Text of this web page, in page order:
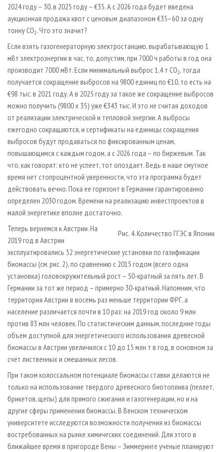
2024 году – 30, в 2025 году – €35. А с 2026 года будет введена
аукционная продажа квот с ценовым диапазоном €35–60 за одну
тонну СО2. Что это значит?
Если взять газогенераторную электростанцию, вырабатывающую 1
мВт электроэнергии в час, то, допустим, при 7000 ч работы в год она
производит 7000 мВт. Если минимальный выброс 1,4 т СО2, тогда
получается сокращение выбросов на 9800 единиц по €10, то есть на
€98 тыс. в 2021 году. А в 2025 году за такое же сокращение выбросов
можно получить (9800 х 35) уже €343 тыс. И это не считая доходов
от реализации электрической и тепловой энергии. А выбросы
ежегодно сокращаются, и сертификаты на единицы сокращения
выбросов будут продаваться по фиксированным ценам,
повышающимся с каждым годом, а с 2026 года – по биржевым. Так
что, как говорят: кто не успеет, тот опоздает. Ведь в наше смутное
время нет стопроцентной уверенности, что эта программа будет
действовать вечно. Пока ее горизонт в Германии гарантированно
определен 2030 годом. Времени на реализацию инвестпроектов в
малой энергетике вполне достаточно.
Рис. 4. Количество ГГЭС в Японии
Теперь вернемся к Австрии. На
2019 год в Австрии
эксплуатировались 52 энергетические установки по газификации
биомассы (см. рис. 2), по сравнению с 2015 годом (всего одна
установка) головокружительный рост – 50-кратный за пять лет. В
Германии за тот же период – примерно 30-кратный. Напомним, что
территория Австрии в восемь раз меньше территории ФРГ, а
население различается почти в 10 раз: на 2019 год около 9 млн
против 83 млн человек. По статистическим данным, последние годы
объем доступной для энергетического использования древесной
биомассы в Австрии увеличился с 10 до 15 млн т в год, в основном за
счет лиственных и смешанных лесов.
При таком колоссальном потенциале биомассы ставки делаются не
только на использование твердого древесного биотоплива (пеллет,
брикетов, щепы) для прямого сжигания и газогенерации, но и на
другие сферы применения биомассы. В Венском техническом
университете исследуются возможности получения из биомассы
востребованных на рынке химических соединений. Для этого в
ближайшее время в пригороде Вены – Зиммеринге ученые планируют